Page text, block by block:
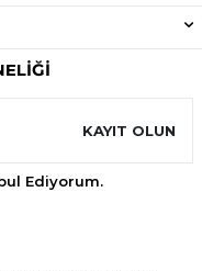
KAYIT OLUN
Ediyorum.